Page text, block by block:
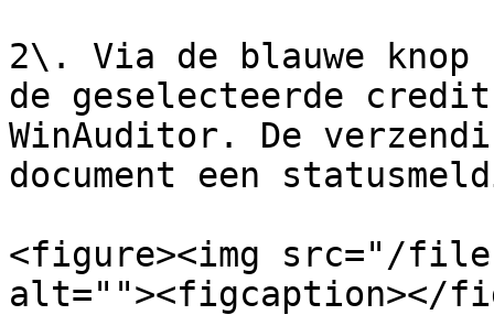
2\. Via de blauwe
de geselecteerde
WinAuditor. De
document een
<figure><img src="/files/
alt=""><figcaption></